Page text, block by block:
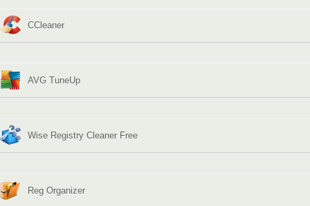
CCleaner
AVG TuneUp
Wise Registry Cleaner Free
Reg Organizer